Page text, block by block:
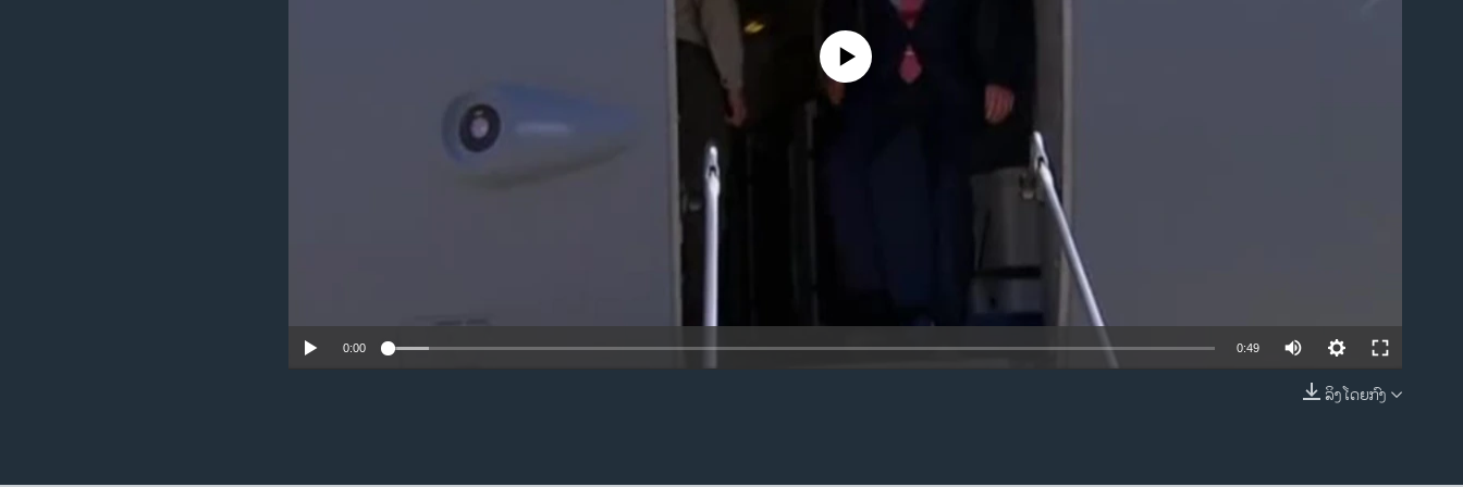
EMBED
No media source currently available
0:00 0:49
ລິງໂດຍກົງ